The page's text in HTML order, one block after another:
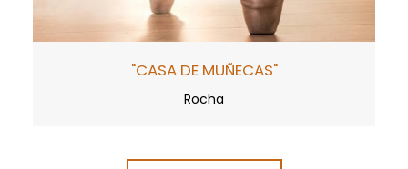
"CASA DE MUÑECAS"
Rocha